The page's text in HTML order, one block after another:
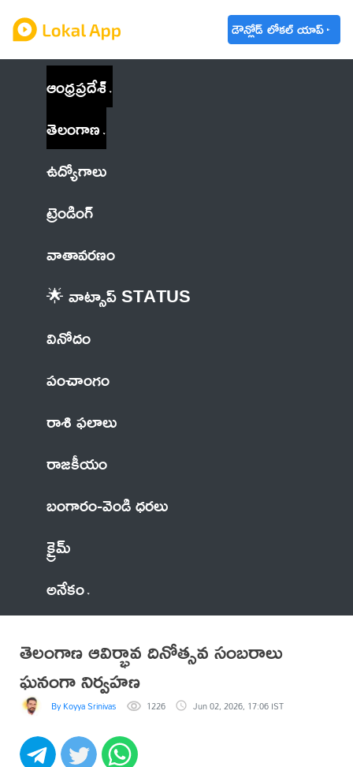
డౌన్లోడ్ లోకల్ యాప్
ఆంధ్రప్రదేశ్
తెలంగాణ
ఉద్యోగాలు
ట్రెండింగ్
వాతావరణం
🌟 వాట్సాప్ STATUS
వినోదం
పంచాంగం
రాశి ఫలాలు
రాజకీయం
బంగారం-వెండి ధరలు
క్రైమ్
అనేకం
తెలంగాణ ఆవిర్భావ దినోత్సవ సంబరాలు
ఘనంగా నిర్వహణ
By Koyya Srinivas 1226 Jun 02, 2026, 17:06 IST